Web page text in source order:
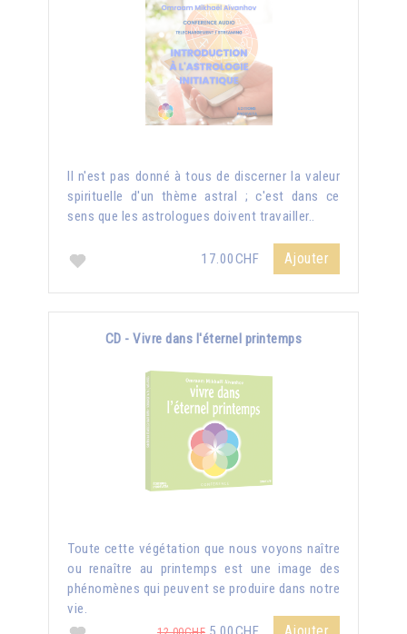
Il n'est pas donné à tous de discerner la valeur
spirituelle d'un thème astral ; c'est dans ce
sens que les astrologues doivent travailler..
17.00CHF Ajouter
CD - Vivre dans l'éternel printemps
Toute cette végétation que nous voyons naître
ou renaître au printemps est une image des
phénomènes qui peuvent se produire dans notre
vie.